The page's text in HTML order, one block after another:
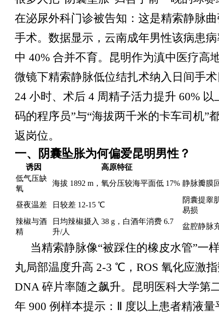
在泌尿外科门诊被告知：这是精索静脉
手术。数据显示，云南成年男性该病患
中 40% 合并不育。昆明作为滇中医疗高
微镜下精索静脉低位结扎术纳入日间手
24 小时、术后 4 周精子活力提升 60% 以
码的程序员”与“海拔两千米的卡车司机”
返岗位。
一、阴囊坠胀为何偏爱昆明男性？
诱因
高原特征
低气压缺
氧
海拔 1892 m，氧分压较海平面低 17% 静脉瓣膜
昼夜温差 日较差 12-15 ℃
阴囊提睾
易损
辣椒与酒
精
日均辣椒摄入 38 g，白酒年消费 6.7
升/人
盆腔静脉
当精索静脉像“被踩住的橡皮水管”一
丸局部温度升高 2-3 ℃，ROS 氧化应激
DNA 碎片率随之飙升。昆明医科大学第
年 900 例样本提示：Ⅱ 度以上患者精液量